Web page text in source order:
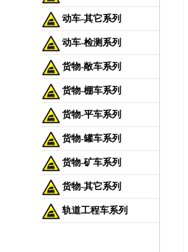
动车-其它系列
动车-检测系列
货物-敞车系列
货物-棚车系列
货物-平车系列
货物-罐车系列
货物-矿车系列
货物-其它系列
轨道工程车系列